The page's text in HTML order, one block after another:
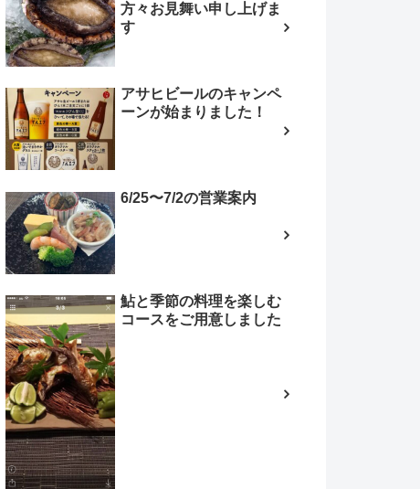
方々お見舞い申し上げま
す
アサヒビールのキャンペ
ーンが始まりました！
6/25〜7/2の営業案内
鮎と季節の料理を楽しむ
コースをご用意しました